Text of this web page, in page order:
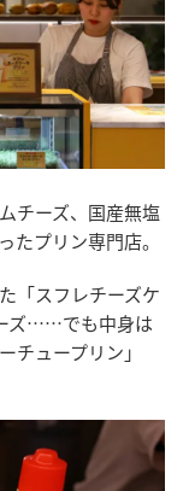
チーズ、国産無塩
たプリン専門店。
「スフレチーズケ
ズ……でも中身は
チュープリン」